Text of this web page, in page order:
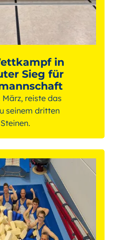
in
Sieg für
reiste das
seinem dritten